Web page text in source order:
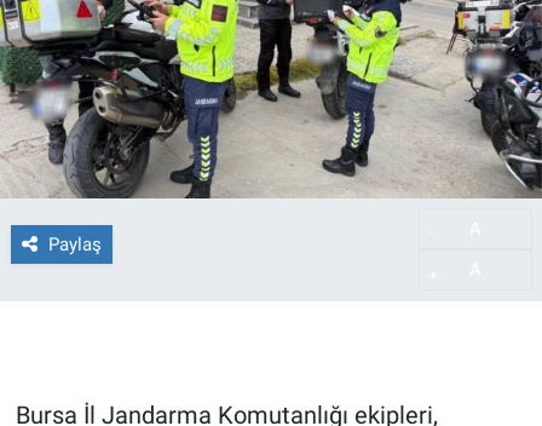
Paylaş
Bursa İl Jandarma Komutanlığı ekipleri,
Künye
Son Dakika Haberleri
Haber Arşivi